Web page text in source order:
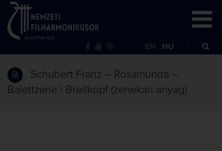
EN HU
Schubert Franz – Rosamunda –
Balettzene | Breitkopf (zenekari anyag)